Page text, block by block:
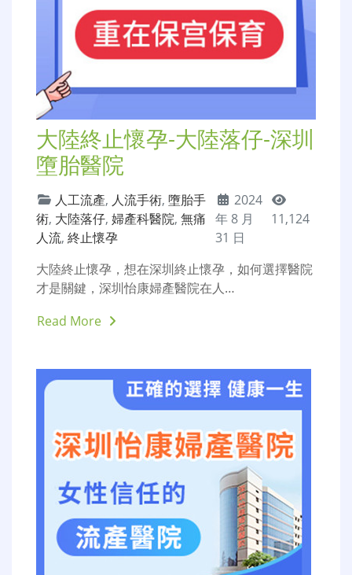
大陸終止懷孕-大陸落仔-深圳
墮胎醫院
人工流產, 人流手術, 墮胎手
術, 大陸落仔, 婦產科醫院, 無痛
人流, 終止懷孕
2024
年 8 月
31 日
11,124
大陸終止懷孕，想在深圳終止懷孕，如何選擇醫院
才是關鍵，深圳怡康婦產醫院在人…
Read More